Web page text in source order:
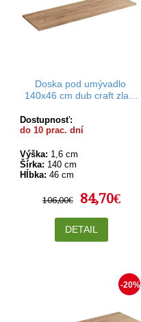
Doska pod umývadlo
140x46 cm dub craft zlatý
Dostupnosť:
do 10 prac. dní
Výška: 1,6 cm
Šírka: 140 cm
Hĺbka: 46 cm
106,00€ 84,70€
DETAIL
-20%